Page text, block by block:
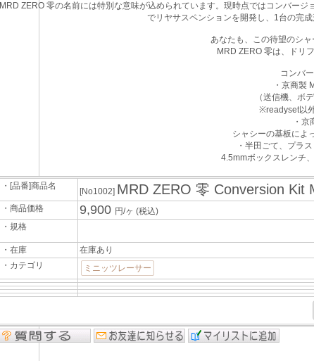
MRD ZERO 零の名前には特別な意味が込められています。現時点ではコンバー
でリヤサスペンションを開発し、1台の完
あなたも、この待望のシ
MRD ZERO 零は、ドリ
コンバ
・京商製
（送信機、ボデ
※readyset以外
・
シャシーの基板によ
・半田ごて、プラ
4.5mmボックスレンチ
・[品番]商品名
[No1002] MRD ZERO 零 Conversion Kit
・商品価格 9,900 円/ヶ (税込)
・規格
・在庫
在庫あり
・カテゴリ
ミニッツレーサー